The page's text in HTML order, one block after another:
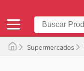
Supermercados